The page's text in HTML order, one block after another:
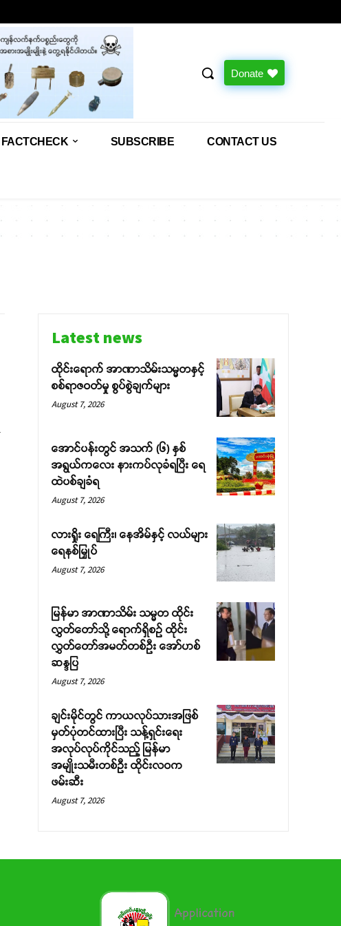
Donate
FACTCHECK SUBSCRIBE CONTACT US
Latest news
ထိုင်းရောက် အာဏာသိမ်းသမ္မတနှင့်
စစ်ရာဇဝတ်မှု စွပ်စွဲချက်များ
August 7, 2026
အောင်ပန်းတွင် အသက် (၆) နှစ်
အရွယ်ကလေး နားကပ်လုခံရပြီး ရေ
ထဲပစ်ချခံရ
August 7, 2026
လားရှိုး ရေကြီး၊ နေအိမ်နှင့် လယ်များ
ရေနစ်မြှုပ်
August 7, 2026
မြန်မာ အာဏာသိမ်း သမ္မတ ထိုင်း
လွှတ်တော်သို့ ရောက်ရှိစဉ် ထိုင်း
လွှတ်တော်အမတ်တစ်ဦး အော်ဟစ်
ဆန္ဒပြ
August 7, 2026
ချင်းမိုင်တွင် ကာယလုပ်သားအဖြစ်
မှတ်ပုံတင်ထားပြီး သန့်ရှင်းရေး
အလုပ်လုပ်ကိုင်သည့် မြန်မာ
အမျိုးသမီးတစ်ဦး ထိုင်းလဝက
ဖမ်းဆီး
August 7, 2026